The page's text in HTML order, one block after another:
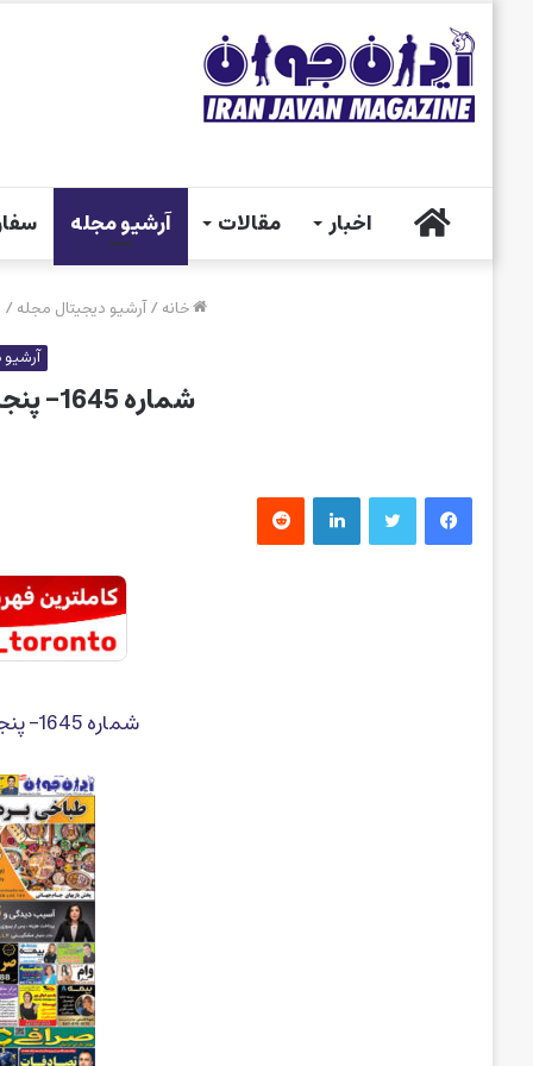
خانه اخبار مقالات آرشیو مجله
خانه/آرشیو دیجیتال مجله/
آرشیو
شماره 1645– پنجشنبه 11 تیر ماه 1405
فیس بوک توییتر لینکدین‫رددیت
شماره 1645– پنجشنبه 11 تیر ماه 1405